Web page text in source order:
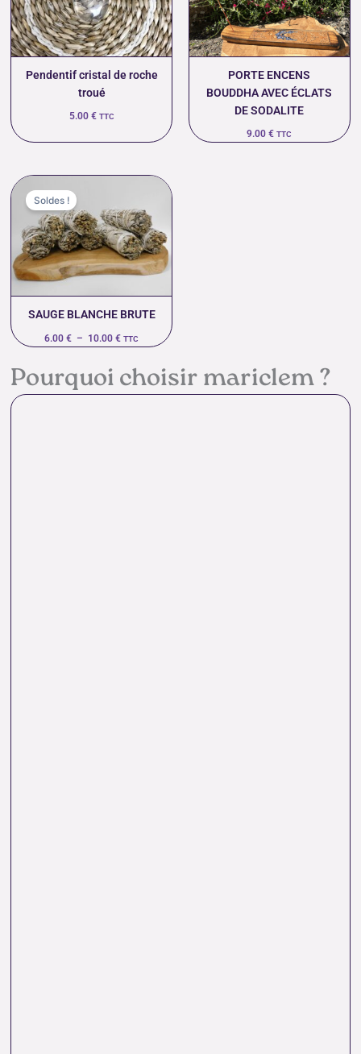
Pendentif cristal de roche
troué
5.00 € TTC
PORTE ENCENS
BOUDDHA AVEC ÉCLATS
DE SODALITE
9.00€ TTC
Soldes !
SAUGE BLANCHE BRUTE
6.00€ – 10.00€
prix :
6.00 €
à
10.00 €
TTC
Pourquoi choisir mariclem ?